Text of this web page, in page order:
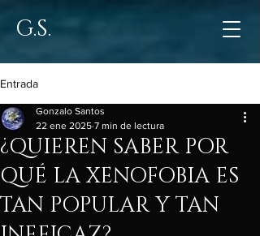
G.S.
Entrada
¿QUIEREN SABER POR
QUÉ LA XENOFOBIA ES
TAN POPULAR Y TAN
Gonzalo Santos
22 ene 2025 7 min de lectura